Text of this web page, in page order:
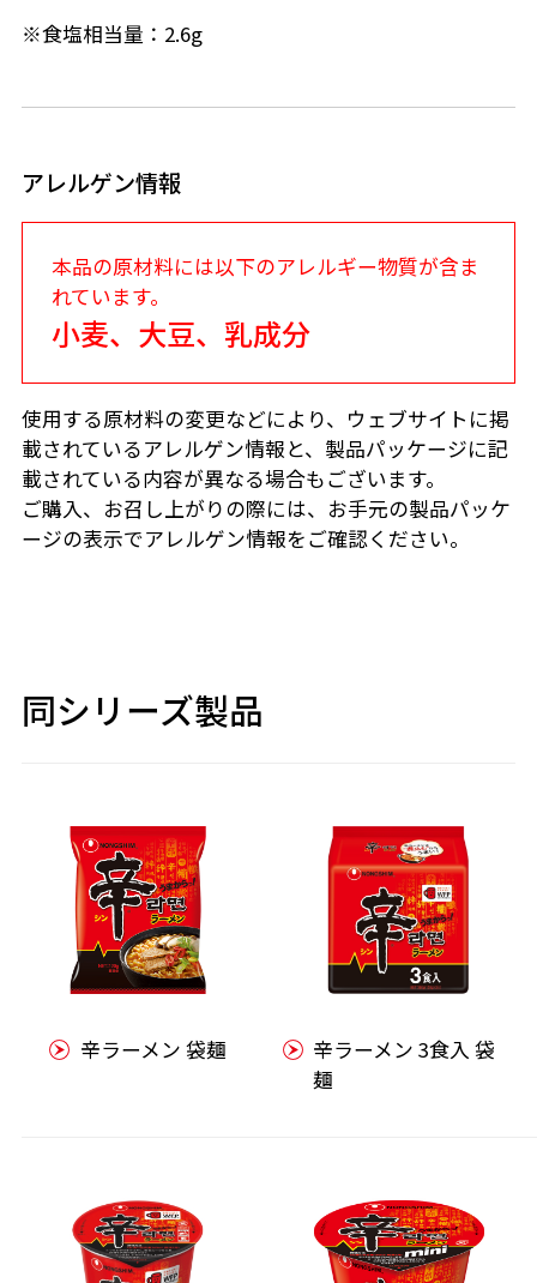
※食塩相当量：2.6g
アレルゲン情報
本品の原材料には以下のアレルギー物質が含ま
れています。
小麦、大豆、乳成分
使用する原材料の変更などにより、ウェブサイトに掲
載されているアレルゲン情報と、製品パッケージに記
載されている内容が異なる場合もございます。
ご購入、お召し上がりの際には、お手元の製品パッケ
ージの表示でアレルゲン情報をご確認ください。
同シリーズ製品
辛ラーメン 袋麺
辛ラーメン 3食入 袋
麺